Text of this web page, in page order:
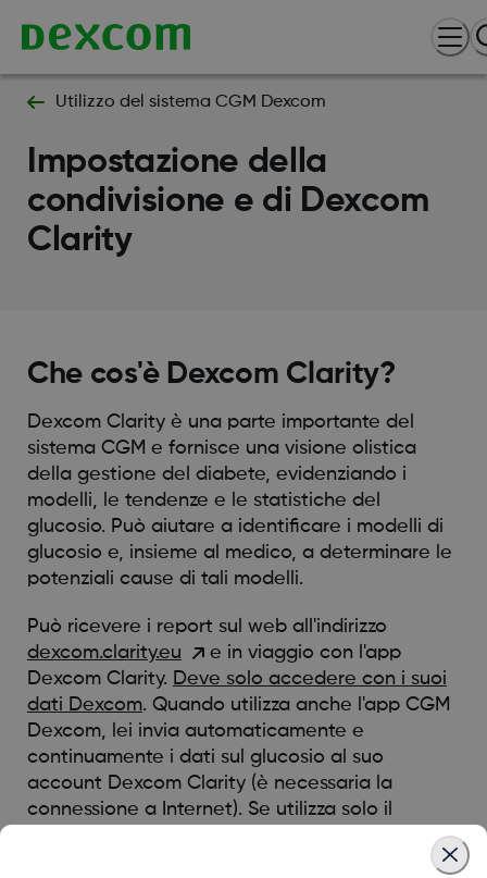
Utilizzo del sistema CGM Dexcom
Impostazione della
condivisione e di Dexcom
Clarity
Che cos'è Dexcom Clarity?
Dexcom Clarity è una parte importante del
sistema CGM e fornisce una visione olistica
della gestione del diabete, evidenziando i
modelli, le tendenze e le statistiche del
glucosio. Può aiutare a identificare i modelli di
glucosio e, insieme al medico, a determinare le
potenziali cause di tali modelli.
Può ricevere i report sul web all'indirizzo
dexcom.clarity.eu
e in viaggio con l'app
Dexcom Clarity. Deve solo accedere con i suoi
dati Dexcom. Quando utilizza anche l'app CGM
Dexcom, lei invia automaticamente e
continuamente i dati sul glucosio al suo
account Dexcom Clarity (è necessaria la
connessione a Internet). Se utilizza solo il
clarity.dexcom.eu almeno una volta ogni 6 mesi,